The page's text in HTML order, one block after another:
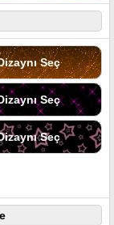
Seç
Seç
Seç